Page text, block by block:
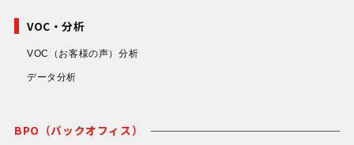
ョア（海外）拠点での対応を
すが、ご要望によっては、ニ
アショア（国内）での対応も
VOC・分析
VOC（お客様の声）分析
データ分析
BPO（バックオフィス）